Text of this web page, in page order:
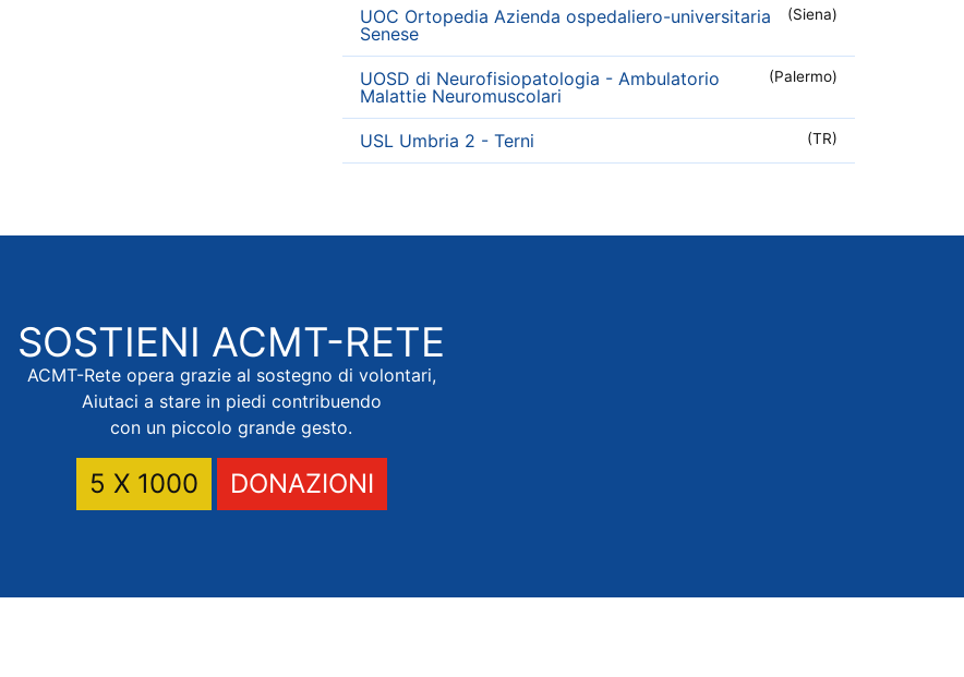
UOC Ortopedia Azienda ospedaliero-universitaria
Senese
(Siena)
UOSD di Neurofisiopatologia - Ambulatorio
Malattie Neuromuscolari
(Palermo)
USL Umbria 2 - Terni (TR)
SOSTIENI ACMT-RETE
ACMT-Rete opera grazie al sostegno di volontari,
Aiutaci a stare in piedi contribuendo
con un piccolo grande gesto.
5 X 1000 DONAZIONI